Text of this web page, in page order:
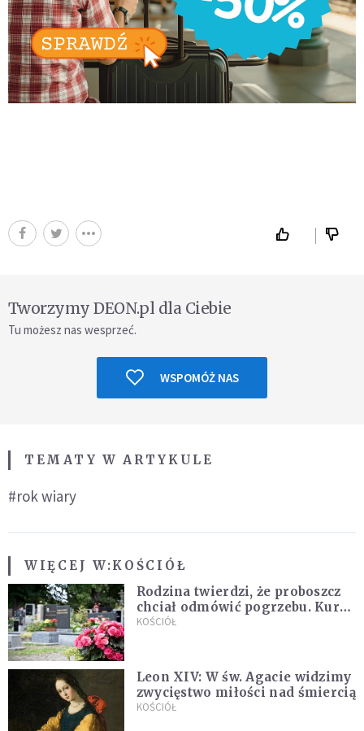
Tworzymy DEON.pl dla Ciebie
Tu możesz nas wesprzeć.
WSPOMÓŻ NAS
TEMATY W ARTYKULE
#rok wiary
WIĘCEJ W:KOŚCIÓŁ
Rodzina twierdzi, że proboszcz
chciał odmówić pogrzebu. Kuria
zapowiada wyjaśnienia
KOŚCIÓŁ
Leon XIV: W św. Agacie widzimy
zwycięstwo miłości nad śmiercią
KOŚCIÓŁ